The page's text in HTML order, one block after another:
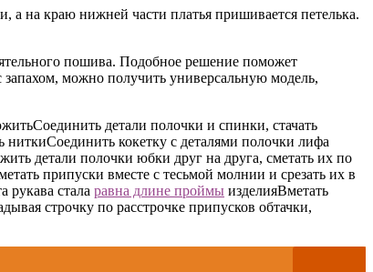
а на краю нижней части платья пришивается петелька.
пошива. Подобное решение поможет
можно получить универсальную модель,
Соединить детали полочки и спинки, стачать
ниткиСоединить кокетку с деталями полочки лифа
детали полочки юбки друг на друга, сметать их по
припуски вместе с тесьмой молнии и срезать их в
рукава стала равна длине проймы изделияВметать
строчку по расстрочке припусков обтачки,